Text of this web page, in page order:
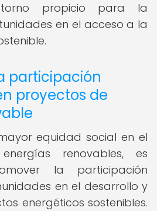
propicio para la
en el acceso a la
participación
proyectos de
equidad social en el
renovables, es
la participación
en el desarrollo y
energéticos sostenibles.